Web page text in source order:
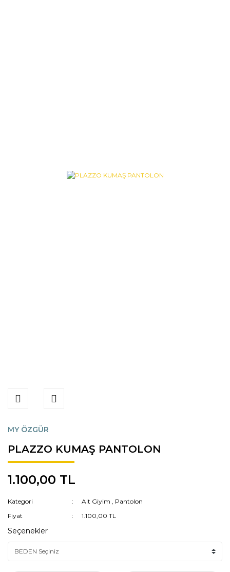
MY ÖZGÜR
PLAZZO KUMAŞ PANTOLON
1.100,00 TL
Kategori Alt Giyim , Pantolon
Fiyat
1.100,00 TL
Seçenekler